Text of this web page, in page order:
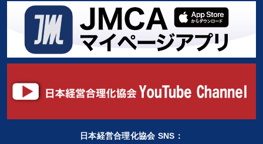
日本経営合理化協会 SNS：